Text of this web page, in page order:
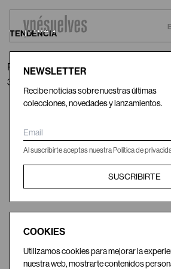
NEWSLETTER
Recibe noticias sobre nuestras últimas
colecciones, novedades y lanzamientos.
Al suscribirte aceptas nuestra Politica de
SUSCRIBIRTE
COOKIES
Utilizamos cookies para mejorar la
nuestra web, mostrarte contenidos
TENDENCIA
Pendientes Estrella Cosmos
3200€
IDIOMA INSTAGRAM